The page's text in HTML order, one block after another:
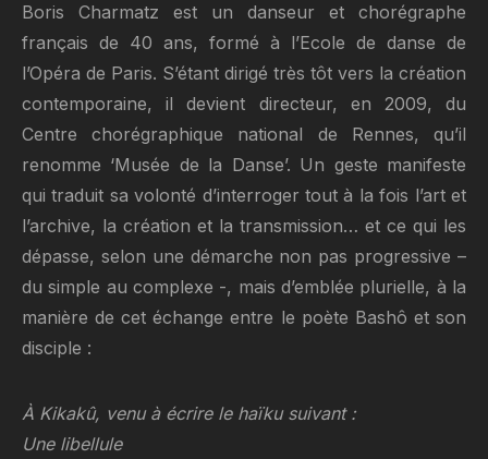
Boris Charmatz est un danseur et chorégraphe
français de 40 ans, formé à l’Ecole de danse de
l’Opéra de Paris. S’étant dirigé très tôt vers la création
contemporaine, il devient directeur, en 2009, du
Centre chorégraphique national de Rennes, qu’il
renomme ‘Musée de la Danse’. Un geste manifeste
qui traduit sa volonté d’interroger tout à la fois l’art et
l’archive, la création et la transmission… et ce qui les
dépasse, selon une démarche non pas progressive –
du simple au complexe -, mais d’emblée plurielle, à la
manière de cet échange entre le poète Bashô et son
disciple :
À Kikakû, venu à écrire le haïku suivant :
Une libellule